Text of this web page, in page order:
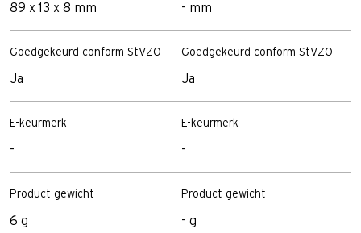
89 x 13 x 8 mm
Goedgekeurd conform StVZO
Ja
E-keurmerk
-
Product gewicht
6 g
- mm
Goedgekeurd conform StVZO
Ja
E-keurmerk
-
Product gewicht
- g